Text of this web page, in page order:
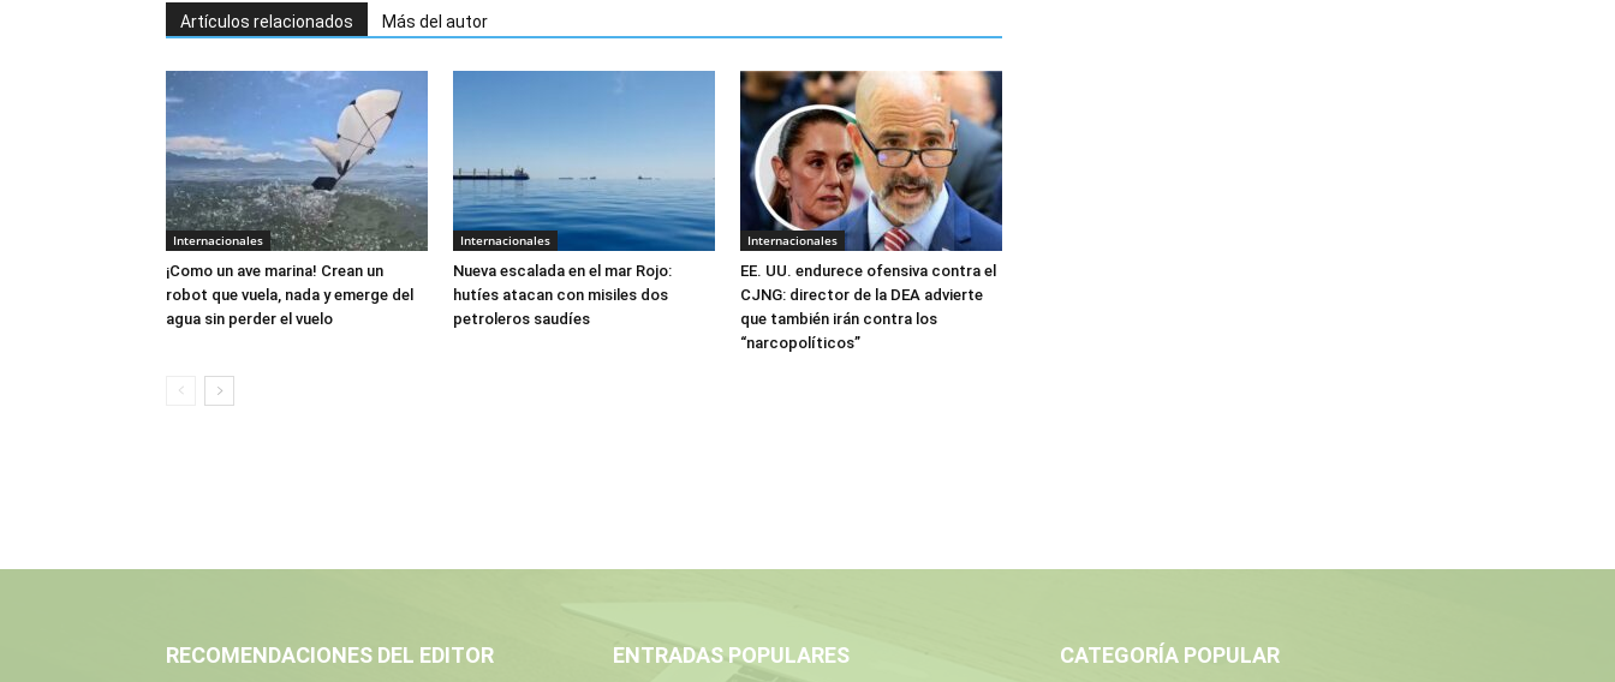
Artículos relacionados Más del autor
Internacionales
¡Como un ave marina! Crean un
robot que vuela, nada y emerge del
agua sin perder el vuelo
Internacionales
Nueva escalada en el mar Rojo:
hutíes atacan con misiles dos
petroleros saudíes
Internacionales
EE. UU. endurece ofensiva contra el
CJNG: director de la DEA advierte
que también irán contra los
“narcopolíticos”
RECOMENDACIONES DEL EDITOR ENTRADAS POPULARES CATEGORÍA POPULAR